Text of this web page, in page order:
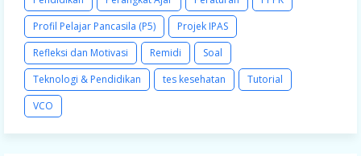
Profil Pelajar Pancasila (P5)
Projek IPAS
Refleksi dan Motivasi
Remidi
Soal
Teknologi & Pendidikan
tes kesehatan
Tutorial
VCO